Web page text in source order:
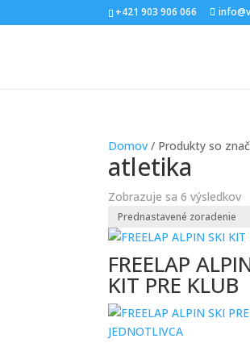
+421 903 906 066
Domov / Produkty so
atletika
Zobrazuje sa 6 výsledkov
FREELAP
KIT PRE KLUB